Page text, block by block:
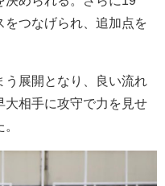
つなげられ、追加点を
展開となり、
良い流れ
大相手に攻守で力を見せ